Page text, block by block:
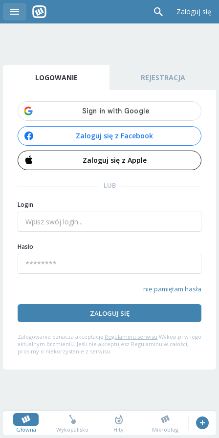
Zaloguj się
LOGOWANIE REJESTRACJA
Zaloguj się z Facebook
Zaloguj się z Apple
LUB
Login
Hasło
nie pamiętam hasła
ZALOGUJ SIĘ
Zalogowanie oznacza akceptację Regulaminu serwisu Wykop.pl w jego
aktualnym brzmieniu. Jeśli nie akceptujesz Regulaminu w całości,
prosimy o niekorzystanie z serwisu.
Główna Wykopalisko Hity Mikroblog